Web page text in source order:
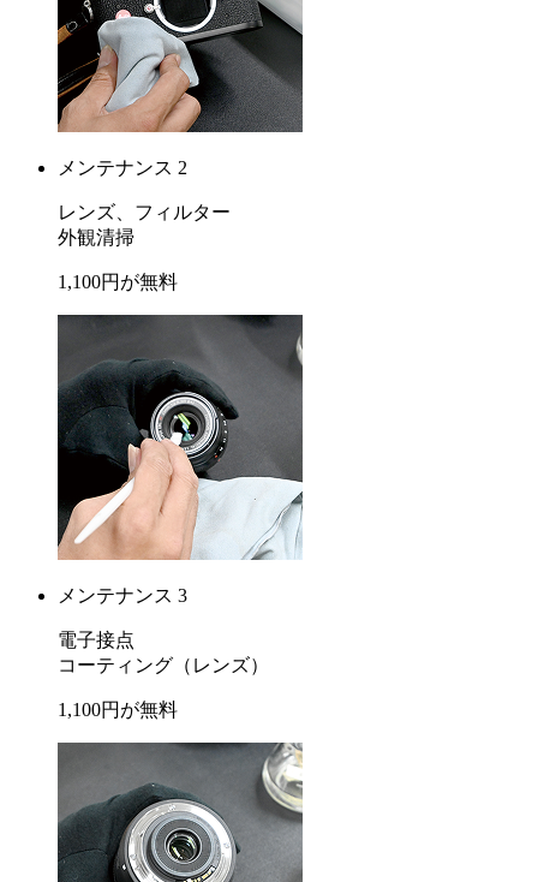
メンテナンス 2
レンズ、フィルター
外観清掃
1,100円が無料
メンテナンス 3
電子接点
コーティング （レンズ）
1,100円が無料